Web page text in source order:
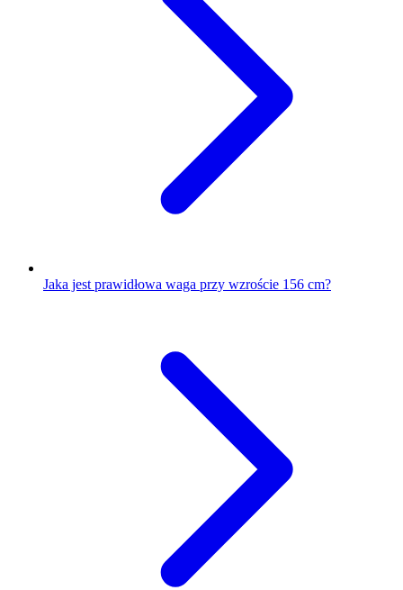
Jaka jest prawidłowa waga przy wzroście 156 cm?